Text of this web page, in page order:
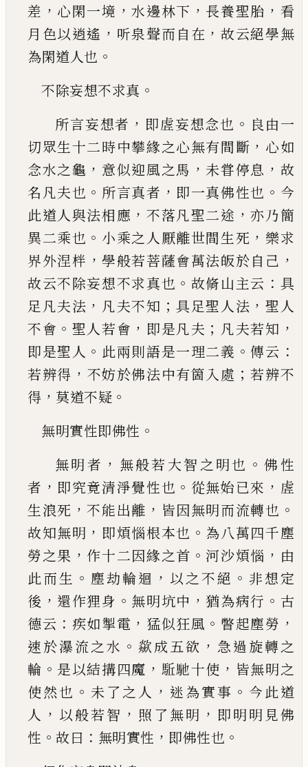
差 ， 心閑一境 ，水邊林下 ， 長養聖胎 ， 看
月色以逍遙 ， 听泉聲而自在 ，故云絕學無
為閑道人也 。
不除妄想不求真 。
所言妄想者 ， 即虗妄想念也 。 良由一
切眾生十二時中攀緣之心無有間斷 ， 心如
念水之龜 ， 意似迎風之馬 ， 未甞停息 ， 故
名凡夫也 。 所言真者 ， 即一真佛性也 。 今
此道人與法相應 ， 不落凡聖二途 ，亦乃簡
異二乘也 。 小乘之人厭離世間生死 ， 樂求
界外涅柈 ，學般若菩薩會萬法皈於自己 ，
故云不除妄想不求真也 。 故脩山主云 ： 具
足凡夫法 ， 凡夫不知 ； 具足聖人法 ， 聖人
不會 。 聖人若會 ， 即是凡夫 ； 凡夫若知 ，
即是聖人 。 此兩則語是一理二義 。傳云 ：
若辨得 ， 不妨於佛法中有箇入處 ； 若辨不
得 ， 莫道不疑 。
無明實性即佛性 。
無明者 ， 無般若大智之明也 。佛性
者 ， 即究竟清淨覺性也 。 從無始已來 ， 虗
生浪死 ，不能出離 ， 皆因無明而流轉也 。
故知無明 ， 即煩惱根本也 。 為八萬四千塵
勞之果 ， 作十二因緣之首 。 河沙煩惱 ， 由
此而生 。 塵劫輪迴 ， 以之不絕 。 非想定
後 ， 還作狸身 。 無明坑中 ，猶為病行 。 古
德云 ： 疾如掣電 ， 猛似狂風 。 瞥起塵勞 ，
速於瀑流之水 。 歘成五欲 ， 急過旋轉之
輪 。 是以結搆四魔 ， 駈馳十使 ， 皆無明之
使然也 。 未了之 人 ， 迷為實事 。 今此道
人 ， 以般若智 ， 照了無明 ， 即明明見佛
性 。 故曰 ： 無明實性 ， 即佛性也 。